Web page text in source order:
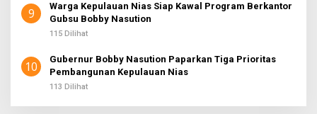
9
Warga Kepulauan Nias Siap Kawal Program Berkantor
Gubsu Bobby Nasution
115 Dilihat
10
Gubernur Bobby Nasution Paparkan Tiga Prioritas
Pembangunan Kepulauan Nias
113 Dilihat